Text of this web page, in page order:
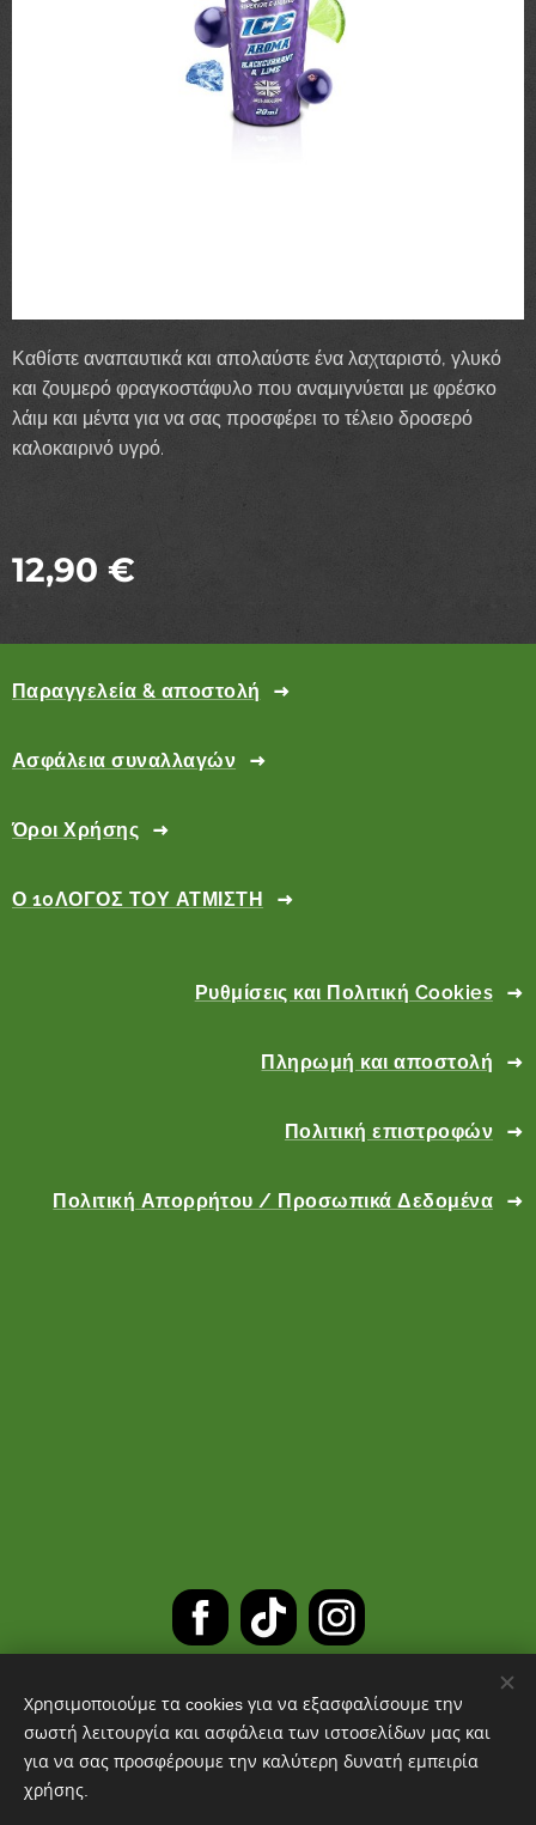
Καθίστε αναπαυτικά και απολαύστε ένα λαχταριστό, γλυκό
και ζουμερό φραγκοστάφυλο που αναμιγνύεται με φρέσκο
λάιμ και μέντα για να σας προσφέρει το τέλειο δροσερό
καλοκαιρινό υγρό.
12,90 €
Παραγγελεία & αποστολή
Ασφάλεια συναλλαγών
Όροι Χρήσης
Ο 10ΛΟΓΟΣ ΤΟΥ ΑΤΜΙΣΤΗ
Ρυθμίσεις και Πολιτική Cookies
Πληρωμή και αποστολή
Πολιτική επιστροφών
Πολιτική Απορρήτου / Προσωπικά Δεδομένα
ΔΩΡΕΑΝ ΜΕΤΑΦΟΡΙΚΑ ΓΙΑ
ΠΑΡΑΓΓΕΛΙΕΣ ΑΝΩ ΤΩΝ 30 ΕΥΡΩ
Χρησιμοποιούμε τα cookies για να εξασφαλίσουμε την
σωστή λειτουργία και ασφάλεια των ιστοσελίδων μας και
για να σας προσφέρουμε την καλύτερη δυνατή εμπειρία
χρήσης.